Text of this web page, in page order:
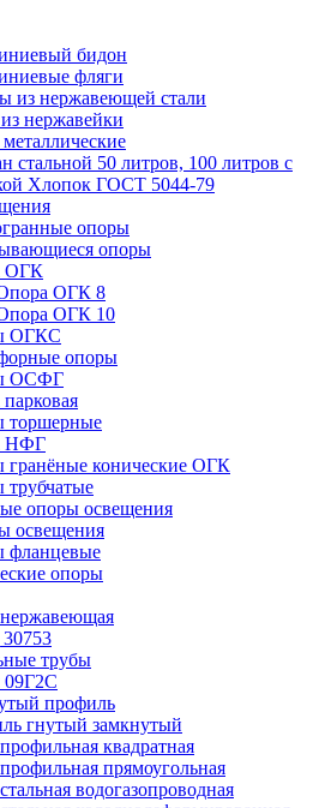
бидон
фляги
из нержавеющей стали
нержавейки
стальной 50 литров, 100 литров с
Хлопок ГОСТ 5044-79
опоры
опоры
ОГК
ОГК 8
ОГК 10
ОГКС
опоры
ОСФГ
торшерные
НФГ
конические ОГК
опоры освещения
освещения
фланцевые
опоры
трубы
09Г2С
профиль
гнутый замкнутый
квадратная
прямоугольная
водогазопроводная